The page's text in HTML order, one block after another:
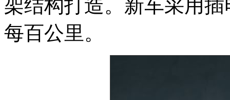
架结构打造。新车采用
每百公里。